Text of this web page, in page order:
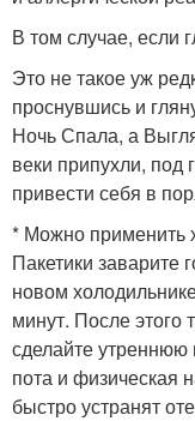
В том случае, если
Это не такое уж
проснувшись и
Ночь Спала, а
веки припухли, под
привести себя в
* Можно применить
Пакетики заварите
новом
минут. После этого
сделайте утреннюю
пота и физическая
быстро устранят